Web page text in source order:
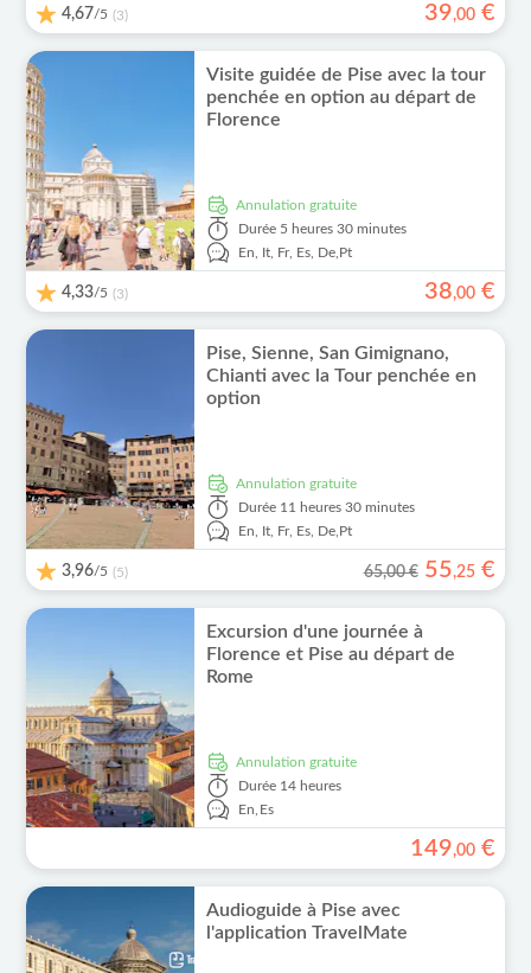
4,67/5 (3) 39,00 €
Visite guidée de Pise avec la tour
penchée en option au départ de
Florence
Annulation gratuite
Durée 5 heures 30 minutes
En,
It, Fr, Es, De,Pt
4,33/5 (3) 38,00 €
Pise, Sienne, San Gimignano,
Chianti avec la Tour penchée en
option
Annulation gratuite
Durée 11 heures 30 minutes
En,
It, Fr, Es, De,Pt
3,96/5 (5) 65,00 € 55,25 €
Excursion d'une journée à
Florence et Pise au départ de
Rome
Annulation gratuite
Durée 14 heures
En,Es
149,00 €
Audioguide à Pise avec
l'application TravelMate